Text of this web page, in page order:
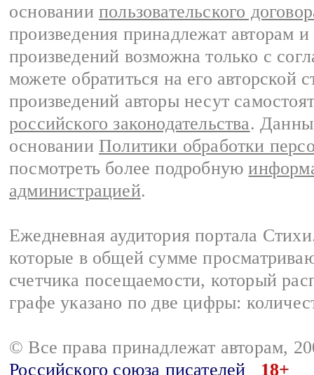
основании пользовательского
произведения принадлежат авторам
произведений возможна только с
можете обратиться на его авторской
произведений авторы несут
российского законодательства.
основании Политики обработки
посмотреть более подробную
администрацией.
Ежедневная аудитория портала
которые в общей сумме
счетчика посещаемости, который
графе указано по две цифры:
© Все права принадлежат авторам,
Российского союза писателей
18+